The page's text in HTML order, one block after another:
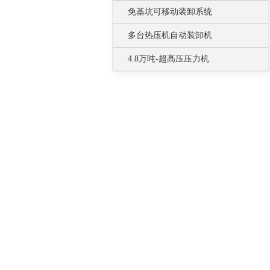
免基坑可移动装卸系统
多台热压机自动装卸机
4.8万吨-超高压压力机